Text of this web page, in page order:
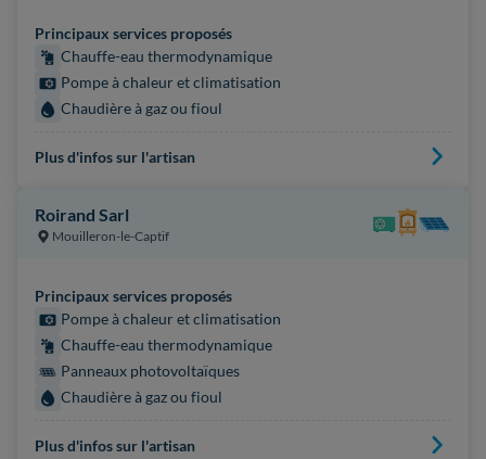
Principaux services proposés
Chauffe-eau thermodynamique
Pompe à chaleur et climatisation
Chaudière à gaz ou fioul
Plus d'infos sur l'artisan
Roirand Sarl
Mouilleron-le-Captif
Principaux services proposés
Pompe à chaleur et climatisation
Chauffe-eau thermodynamique
Panneaux photovoltaïques
Chaudière à gaz ou fioul
Plus d'infos sur l'artisan